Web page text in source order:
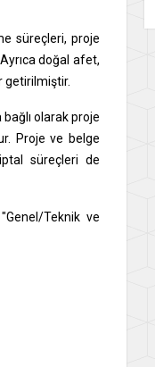
süreçleri, proje
doğal afet,
getirilmiştir.
olarak proje
Proje ve belge
süreçleri de
Teknik ve